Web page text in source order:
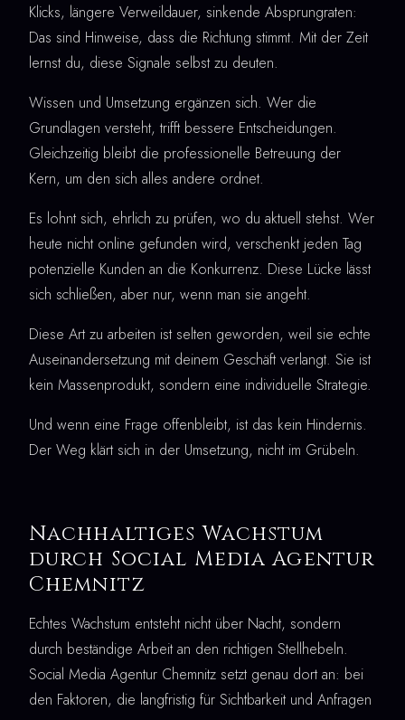
Klicks, längere Verweildauer, sinkende Absprungraten:
Das sind Hinweise, dass die Richtung stimmt. Mit der Zeit
lernst du, diese Signale selbst zu deuten.
Wissen und Umsetzung ergänzen sich. Wer die
Grundlagen versteht, trifft bessere Entscheidungen.
Gleichzeitig bleibt die professionelle Betreuung der
Kern, um den sich alles andere ordnet.
Es lohnt sich, ehrlich zu prüfen, wo du aktuell stehst. Wer
heute nicht online gefunden wird, verschenkt jeden Tag
potenzielle Kunden an die Konkurrenz. Diese Lücke lässt
sich schließen, aber nur, wenn man sie angeht.
Diese Art zu arbeiten ist selten geworden, weil sie echte
Auseinandersetzung mit deinem Geschäft verlangt. Sie ist
kein Massenprodukt, sondern eine individuelle Strategie.
Und wenn eine Frage offenbleibt, ist das kein Hindernis.
Der Weg klärt sich in der Umsetzung, nicht im Grübeln.
Nachhaltiges Wachstum
durch Social Media Agentur
Chemnitz
Echtes Wachstum entsteht nicht über Nacht, sondern
durch beständige Arbeit an den richtigen Stellhebeln.
Social Media Agentur Chemnitz setzt genau dort an: bei
den Faktoren, die langfristig für Sichtbarkeit und Anfragen